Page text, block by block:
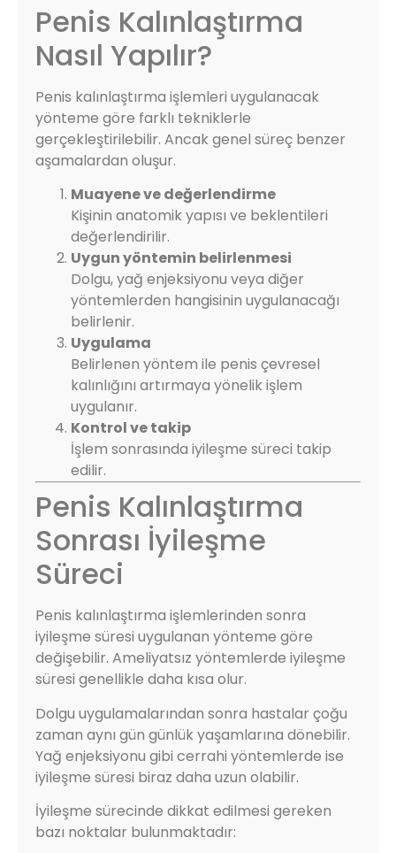
Penis Kalınlaştırma
Nasıl Yapılır?
Penis kalınlaştırma işlemleri uygulanacak
yönteme göre farklı tekniklerle
gerçekleştirilebilir. Ancak genel süreç benzer
aşamalardan oluşur.
Muayene ve değerlendirme
Kişinin anatomik yapısı ve beklentileri
değerlendirilir.
Uygun yöntemin belirlenmesi
Dolgu, yağ enjeksiyonu veya diğer
yöntemlerden hangisinin uygulanacağı
belirlenir.
Uygulama
Belirlenen yöntem ile penis çevresel
kalınlığını artırmaya yönelik işlem
uygulanır.
Kontrol ve takip
İşlem sonrasında iyileşme süreci takip
edilir.
Penis Kalınlaştırma
Sonrası İyileşme
Süreci
Penis kalınlaştırma işlemlerinden sonra
iyileşme süresi uygulanan yönteme göre
değişebilir. Ameliyatsız yöntemlerde iyileşme
süresi genellikle daha kısa olur.
Dolgu uygulamalarından sonra hastalar çoğu
zaman aynı gün günlük yaşamlarına dönebilir.
Yağ enjeksiyonu gibi cerrahi yöntemlerde ise
iyileşme süresi biraz daha uzun olabilir.
İyileşme sürecinde dikkat edilmesi gereken
bazı noktalar bulunmaktadır: